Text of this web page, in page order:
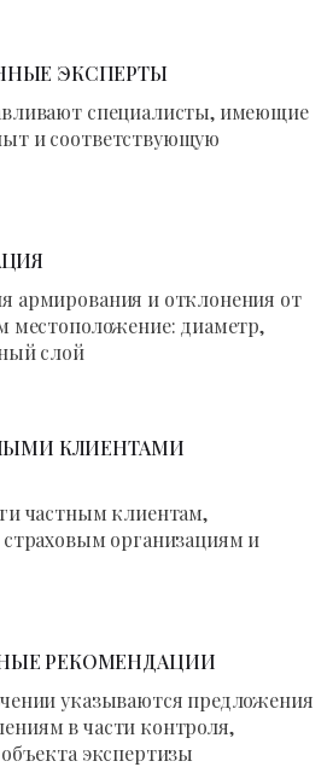
ЭКСПЕРТЫ
специалисты, имеющие
и соответствующую
армирования и отклонения от
местоположение: диаметр,
слой
КЛИЕНТАМИ
частным клиентам,
организациям и
РЕКОМЕНДАЦИИ
указываются предложения
в части контроля,
экспертизы